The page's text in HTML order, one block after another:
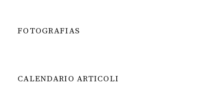
FOTOGRAFIAS
CALENDARIO ARTICOLI